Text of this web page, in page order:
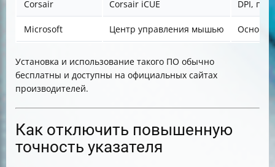
Corsair Corsair iCUE DPI,
Microsoft Центр управления мышью
Установка и использование такого ПО обычно
бесплатны и доступны на официальных сайтах
производителей.
Как отключить повышенную
точность указателя